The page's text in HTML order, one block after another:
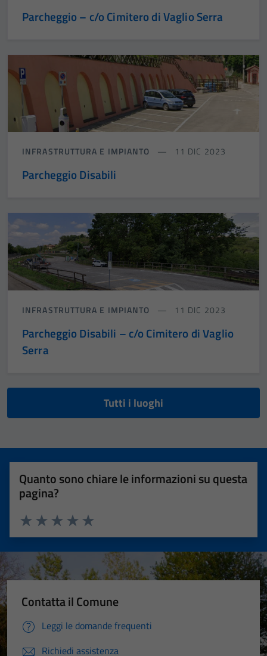
Parcheggio – c/o Cimitero di Vaglio Serra
INFRASTRUTTURA E IMPIANTO 11 DIC 2023
Parcheggio Disabili
INFRASTRUTTURA E IMPIANTO 11 DIC 2023
Parcheggio Disabili – c/o Cimitero di Vaglio
Serra
Tutti i luoghi
Quanto sono chiare le informazioni su questa
pagina?
Valuta 5 stelle su 5
Valuta 4 stelle su 5
Valuta 3 stelle su 5
Valuta 2 stelle su 5
Valuta 1 stelle su 5
Contatta il Comune
Leggi le domande frequenti
Richiedi assistenza